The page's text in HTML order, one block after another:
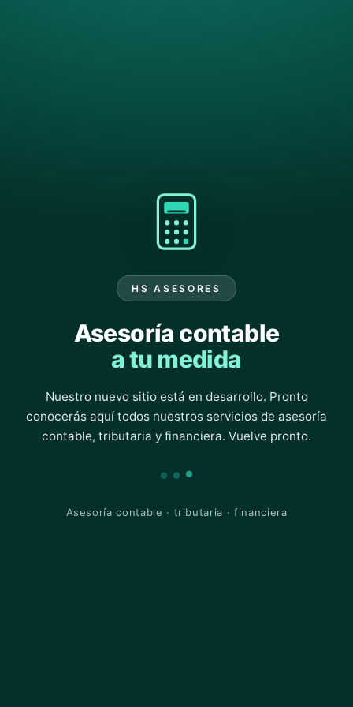
HS ASESORES
Asesoría contable
a tu medida
Nuestro nuevo sitio está en desarrollo. Pronto
conocerás aquí todos nuestros servicios de asesoría
contable, tributaria y financiera. Vuelve pronto.
Asesoría contable · tributaria · financiera